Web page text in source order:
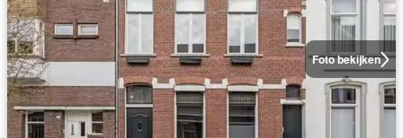
Foto bekijken